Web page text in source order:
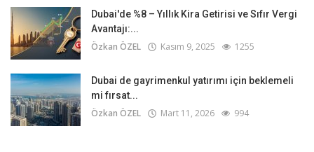
Dubai'de %8 – Yıllık Kira Getirisi ve Sıfır Vergi
Avantajı:...
Özkan ÖZEL Kasım 9, 2025 1255
Dubai de gayrimenkul yatırımı için beklemeli
mi fırsat...
Özkan ÖZEL Mart 11, 2026 994